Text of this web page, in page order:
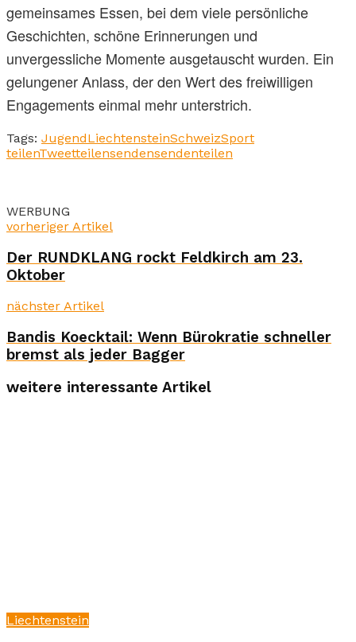
gemeinsames Essen, bei dem viele persönliche
Geschichten, schöne Erinnerungen und
unvergessliche Momente ausgetauscht wurden. Ein
gelungener Anlass, der den Wert des freiwilligen
Engagements einmal mehr unterstrich.
Tags: JugendLiechtensteinSchweizSport
teilenTweetteilensendensendenteilen
WERBUNG
vorheriger Artikel
Der RUNDKLANG rockt Feldkirch am 23.
Oktober
nächster Artikel
Bandis Koecktail: Wenn Bürokratie schneller
bremst als jeder Bagger
weitere interessante Artikel
Liechtenstein